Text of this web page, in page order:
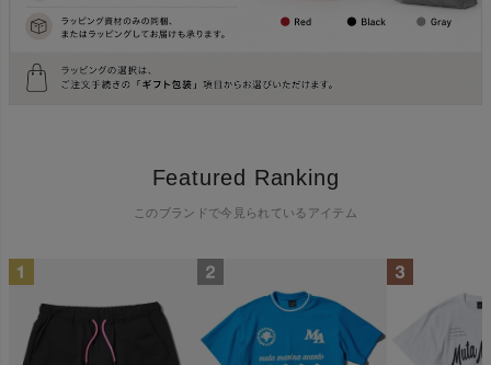
Featured Ranking
このブランドで今見られているアイテム